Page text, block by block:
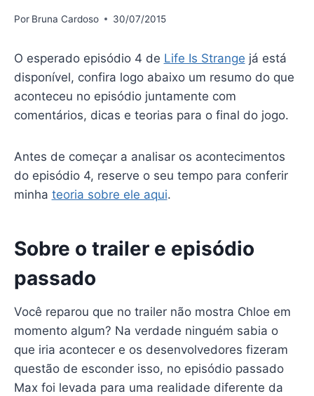
Por Bruna Cardoso 30/07/2015
O esperado episódio 4 de Life Is Strange já está
disponível, confira logo abaixo um resumo do que
aconteceu no episódio juntamente com
comentários, dicas e teorias para o final do jogo.
Antes de começar a analisar os acontecimentos
do episódio 4, reserve o seu tempo para conferir
minha teoria sobre ele aqui.
Sobre o trailer e episódio
passado
Você reparou que no trailer não mostra Chloe em
momento algum? Na verdade ninguém sabia o
que iria acontecer e os desenvolvedores fizeram
questão de esconder isso, no episódio passado
Max foi levada para uma realidade diferente da